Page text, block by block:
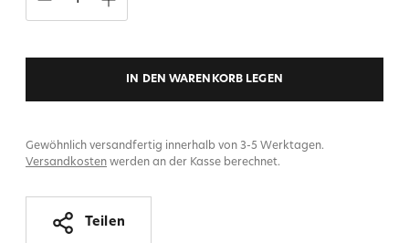
IN DEN WARENKORB LEGEN
Gewöhnlich versandfertig innerhalb von 3-5 Werktagen.
Versandkosten werden an der Kasse berechnet.
Teilen